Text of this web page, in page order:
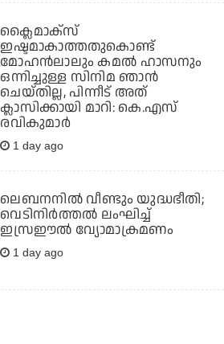
ക്ലൈമാക്‌സ്
ഇഷ്ടമാകാത്തതുകൊണ്ട്
മോഹന്‍ലാലും കമല്‍ ഹാസനും
ഒന്നിച്ചുള്ള സിനിമ ഞാന്‍
ചെയ്തില്ല, പിന്നീട് അത്
ക്ലാസിക്കായി മാറി: കെ.എസ്
രവികുമാര്‍
1 day ago
ലെബനനില്‍ വീണ്ടും യുദ്ധഭീതി;
വെടിനിര്‍ത്തല്‍ ലംഘിച്ച്
ഇസ്രഈല്‍ വ്യോമാക്രമണം
1 day ago